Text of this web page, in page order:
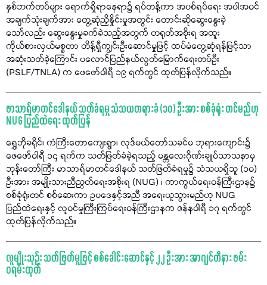
နှစ်ဘက်တပ်များ ရောက်ရှိရာနေရာ၌ ရပ်တန့်ကာ အပစ်ရပ်ရေး အပါအဝင်
အချက်သုံးချက်အား တွေ့ဆုံညှိနှိုင်းမှုအတွင်း တောင်းဆိုဆွေးနွေးခဲ့
သော်လည်း ဆွေးနွေးမှုခက်ခဲသည့်အတွက် တရုတ်အစိုးရ အထူး
ကိုယ်စားလှယ်မစ္စတာ တိန့်ရှီကျွင်းဦးဆောင်မှုဖြင့် ထပ်မံတွေ့ဆုံရန်ဖြင့်သာ
အဆုံးသတ်ခဲ့ကြောင်း ပလောင်ပြည်နယ်လွတ်မြောက်ရေးတပ်ဦး
(PSLF/TNLA) က ဖေဖော်ဝါရီ ၁၉ ရက်တွင် ထုတ်ပြန်လိုက်သည်။
ဖာသာရ်မာတင်ဒေါနယ် သတ်ခံရမှု သံသယတရားခံ (၁၀) ဦးအား စစ်ခုံရုံး တင်မည်ဟု
NUG ပြည်ထဲရေး ထုတ်ပြန်
ရွှေဘိုခရိုင်၊ ကံကြီးတောကျေးရွာ၊ လုဒ်မယ်တော်သခင်မ ဘုရားကျောင်း၌
ဖေဖော်ဝါရီ ၁၄ ရက်က သတ်ဖြတ်ခံခဲ့ရသည့် မန္တလေးဂိုဏ်းချုပ်သာသနာမှ
ဘုန်းတော်ကြီး မာသာရ်မာတင်ဒေါနယ် သတ်ဖြတ်ခံရမှု၌ သံသယရှိသူ (၁၀)
ဦးအား အမျိုးသားညီညွတ်ရေးအစိုးရ (NUG) ၊ ကာကွယ်ရေးဝန်ကြီးဌာန၌
စစ်ခုံရုံးတင် စစ်ဆေးကာ ဥပဒေနှင့်အညီ အရေးယူသွားမည်ဟု NUG
ပြည်ထဲရေးနှင့် လူဝင်မှုကြီးကြပ်ရေးဝန်ကြီးဌာနက ဇန်နဝါရီ ၁၇ ရက်တွင်
ထုတ်ပြန်လိုက်သည်။
လူမျိုးသုဉ်း သတ်ဖြတ်မှုဖြင့် စစ်ခေါင်းဆောင်နှင့် ၂၂ ဦးအား အာဂျင်တီနား ဖမ်း
ဝရမ်းထုတ်